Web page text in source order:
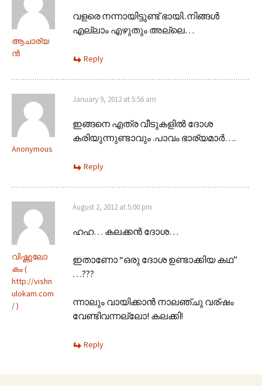
ആചാര്യ
ന്‍
വളരെ നന്നായിട്ടുണ്ട് ഭായി..നിങ്ങള്‍
എല്ലാം എഴുതും അല്ലെ…
Reply
Anonymous
January 9, 2012 at 5:56 am
ഇങ്ങനെ എത്ര വീടുകളില്‍ ദോശ
കരിയുന്നുണ്ടാവും .പാവം ഭാര്യമാര്‍….
Reply
വിഷ്ണുലോ
കം (
http://vishn
ulokam.com
/ )
August 2, 2012 at 5:00 pm
ഹഹ… കലക്കന്‍ ദോശ…
ഇതാണോ “ഒരു ദോശ ഉണ്ടാക്കിയ കഥ”
…???
ന്നാലും വായിക്കാന്‍ നാലഞ്ചു വര്ഷം
വേണ്ടിവന്നല്ലോ! കലക്കി!
Reply